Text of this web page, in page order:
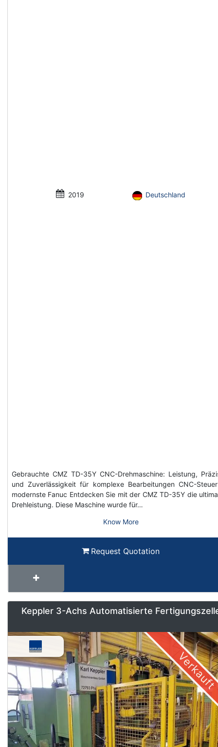
2019 Deutschland
Gebrauchte CMZ TD-35Y CNC-Drehmaschine: Leistung,
und Zuverlässigkeit für komplexe Bearbeitungen CNC-
modernste Fanuc Entdecken Sie mit der CMZ TD-35Y die
Drehleistung. Diese Maschine wurde für…
Know More
Request Quotation
Keppler 3-Achs Automatisierte
Verkauft